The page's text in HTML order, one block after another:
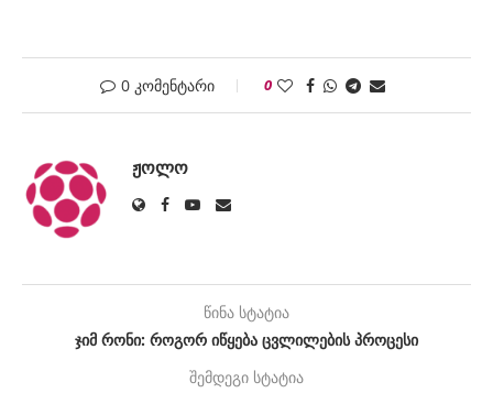
0 კომენტარი 0
ᲟᲝᲚᲝ
წინა სტატია
ჯიმ რონი: როგორ იწყება ცვლილების პროცესი
შემდეგი სტატია